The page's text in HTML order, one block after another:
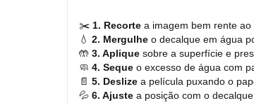
✂️ 1. Recorte a imagem bem rente ao
💧 2. Mergulhe o decalque em água
🤲 3. Aplique sobre a superfície e
🧼 4. Seque o excesso de água com
📄 5. Deslize a película puxando o
💦 6. Ajuste a posição com o